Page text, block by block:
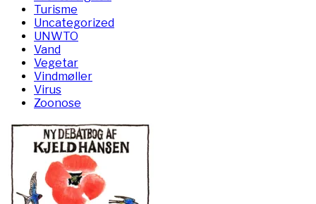
Turisme
Uncategorized
UNWTO
Vand
Vegetar
Vindmøller
Virus
Zoonose